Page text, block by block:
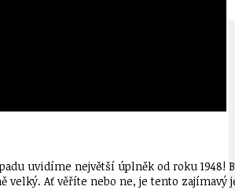
uvidíme největší úplněk od roku
velký. Ať věříte nebo ne, je tento